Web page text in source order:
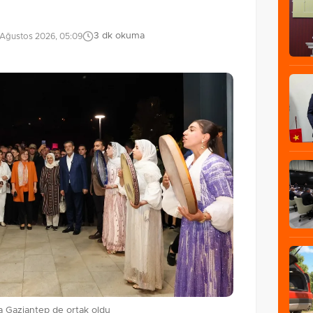
2026, 05:09 3 dk okuma
Gaziantep de ortak oldu